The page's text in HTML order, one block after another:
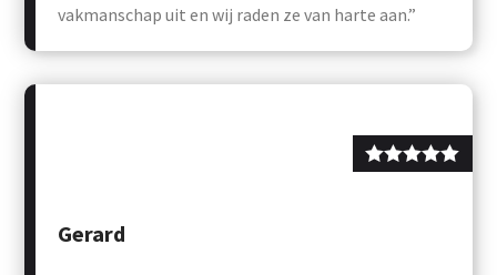
vakmanschap uit en wij raden ze van harte aan.”
Gerard